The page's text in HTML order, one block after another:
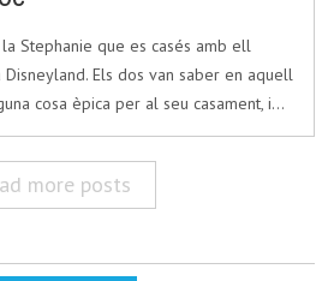
Stephanie que es casés amb ell
Els dos van saber en aquell
cosa èpica per al seu casament, i…
more posts